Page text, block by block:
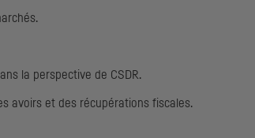
la perspective de CSDR.
avoirs et des récupérations fiscales.